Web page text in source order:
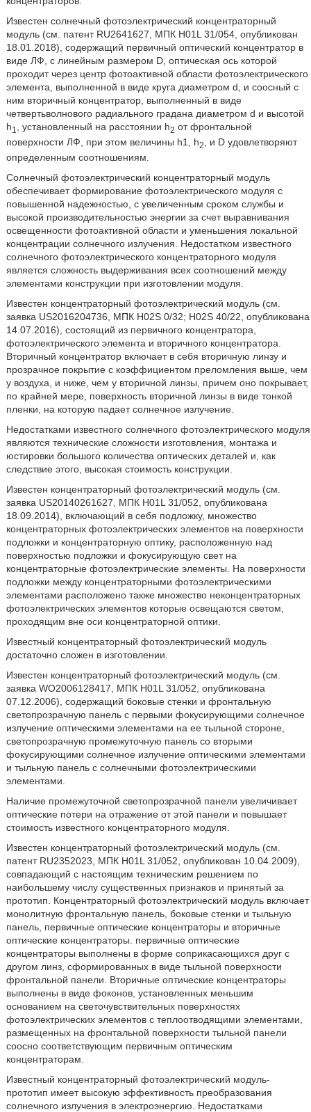
Известен солнечный фотоэлектрический концентраторный
модуль (см. патент RU2641627, МПК H01L 31/054, опубликован
18.01.2018), содержащий первичный оптический концентратор в
виде ЛФ, с линейным размером D, оптическая ось которой
проходит через центр фотоактивной области фотоэлектрического
элемента, выполненной в виде круга диаметром d, и соосный с
ним вторичный концентратор, выполненный в виде
четвертьволнового радиального градана диаметром d и высотой
h1 , установленный на расстоянии h2 от фронтальной
поверхности ЛФ, при этом величины h1, h2
, и D удовлетворяют
определенным соотношениям.
Солнечный фотоэлектрический концентраторный модуль
обеспечивает формирование фотоэлектрического модуля с
повышенной надежностью, с увеличенным сроком службы и
высокой производительностью энергии за счет выравнивания
освещенности фотоактивной области и уменьшения локальной
концентрации солнечного излучения. Недостатком известного
солнечного фотоэлектрического концентраторного модуля
является сложность выдерживания всех соотношений между
элементами конструкции при изготовлении модуля.
Известен концентраторный фотоэлектрический модуль (см.
заявка US2016204736, МПК H02S 0/32; H02S 40/22, опубликована
14.07.2016), состоящий из первичного концентратора,
фотоэлектрического элемента и вторичного концентратора.
Вторичный концентратор включает в себя вторичную линзу и
прозрачное покрытие с коэффициентом преломления выше, чем
у воздуха, и ниже, чем у вторичной линзы, причем оно покрывает,
по крайней мере, поверхность вторичной линзы в виде тонкой
пленки, на которую падает солнечное излучение.
Недостатками известного солнечного фотоэлектрического модуля
являются технические сложности изготовления, монтажа и
юстировки большого количества оптических деталей и, как
следствие этого, высокая стоимость конструкции.
Известен концентраторный фотоэлектрический модуль (см.
заявка US20140261627, МПК H01L 31/052, опубликована
18.09.2014), включающий в себя подложку, множество
концентраторных фотоэлектрических элементов на поверхности
подложки и концентраторную оптику, расположенную над
поверхностью подложки и фокусирующую свет на
концентраторные фотоэлектрические элементы. На поверхности
подложки между концентраторными фотоэлектрическими
элементами расположено также множество неконцентраторных
фотоэлектрических элементов которые освещаются светом,
проходящим вне оси концентраторной оптики.
Известный концентраторный фотоэлектрический модуль
достаточно сложен в изготовлении.
Известен концентраторный фотоэлектрический модуль (см.
заявка WO2006128417, МПК H01L 31/052, опубликована
07.12.2006), содержащий боковые стенки и фронтальную
светопрозрачную панель с первыми фокусирующими солнечное
излучение оптическими элементами на ее тыльной стороне,
светопрозрачную промежуточную панель со вторыми
фокусирующими солнечное излучение оптическими элементами
и тыльную панель с солнечными фотоэлектрическими
элементами.
Наличие промежуточной светопрозрачной панели увеличивает
оптические потери на отражение от этой панели и повышает
стоимость известного концентраторного модуля.
Известен концентраторный фотоэлектрический модуль (см.
патент RU2352023, МПК H01L 31/052, опубликован 10.04.2009),
совпадающий с настоящим техническим решением по
наибольшему числу существенных признаков и принятый за
прототип. Концентраторный фотоэлектрический модуль включает
монолитную фронтальную панель, боковые стенки и тыльную
панель, первичные оптические концентраторы и вторичные
оптические концентраторы. первичные оптические
концентраторы выполнены в форме соприкасающихся друг с
другом линз, сформированных в виде тыльной поверхности
фронтальной панели. Вторичные оптические концентраторы
выполнены в виде фоконов, установленных меньшим
основанием на светочувствительных поверхностях
фотоэлектрических элементов с теплоотводящими элементами,
размещенных на фронтальной поверхности тыльной панели
соосно соответствующим первичным оптическим
концентраторам.
Известный концентраторный фотоэлектрический модуль-
прототип имеет высокую эффективность преобразования
солнечного излучения в электроэнергию. Недостатками